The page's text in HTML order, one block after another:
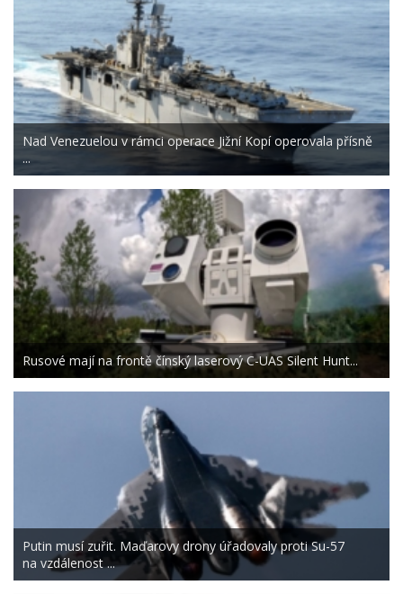
Nad Venezuelou v rámci operace Jižní Kopí operovala přísně
...
Rusové mají na frontě čínský laserový C-UAS Silent Hunt...
Putin musí zuřit. Maďarovy drony úřadovaly proti Su-57
na vzdálenost ...